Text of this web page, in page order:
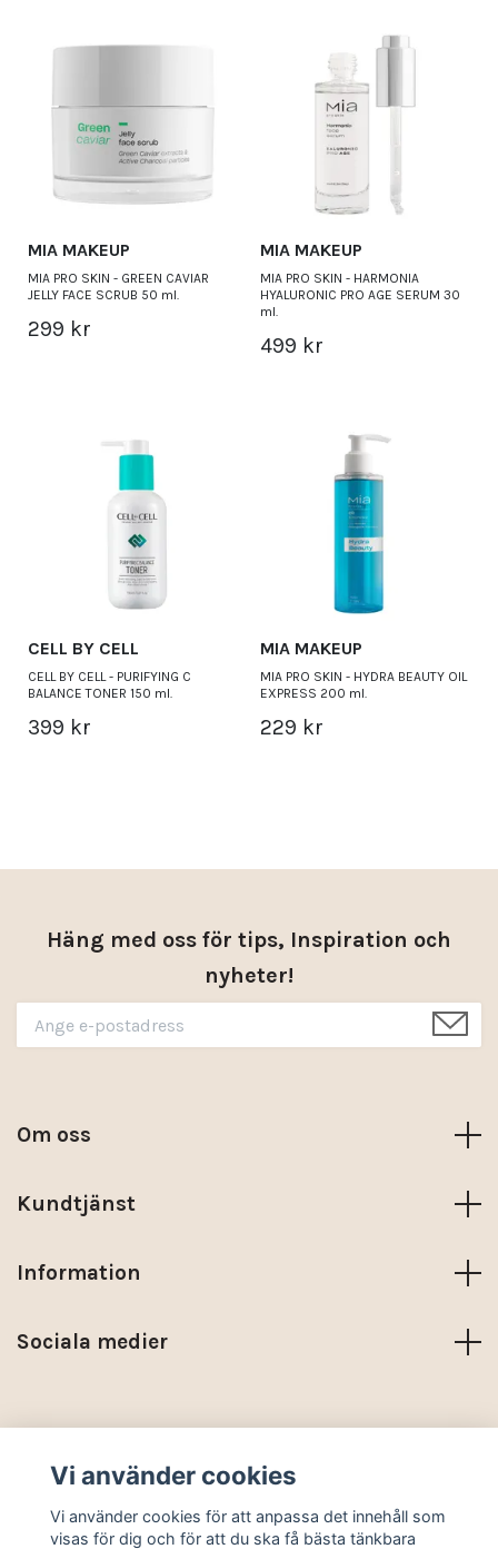
MIA MAKEUP
MIA PRO SKIN - GREEN CAVIAR
JELLY FACE SCRUB 50 ml.
299 kr
MIA MAKEUP
MIA PRO SKIN - HARMONIA
HYALURONIC PRO AGE SERUM 30
ml.
499 kr
CELL BY CELL
CELL BY CELL - PURIFYING C
BALANCE TONER 150 ml.
399 kr
MIA MAKEUP
MIA PRO SKIN - HYDRA BEAUTY OIL
EXPRESS 200 ml.
229 kr
Häng med oss för tips, Inspiration och
nyheter!
Om oss
Kundtjänst
Information
Sociala medier
Vi använder cookies
Vi använder cookies för att anpassa det innehåll som
visas för dig och för att du ska få bästa tänkbara